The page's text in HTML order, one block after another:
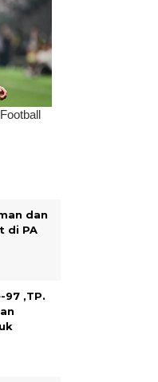
dan
di PA
97 ,TP.